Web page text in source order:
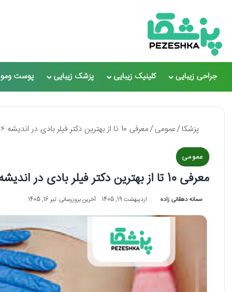
جراحی زیبایی کلینیک زیبایی پزشک زیبایی پوست ومو
پزشکا/عمومی/معرفی 10 تا از بهترین دکتر فیلر بادی در اندیشه ⚡【سال 1405】✅
عمومی
معرفی 10 تا از بهترین دکتر فیلر بادی در اندیشه ⚡【سال 1405】✅
سمانه دهقانی زاده اردیبهشت 19, 1405 آخرین بروزرسانی: تیر 16, 1405